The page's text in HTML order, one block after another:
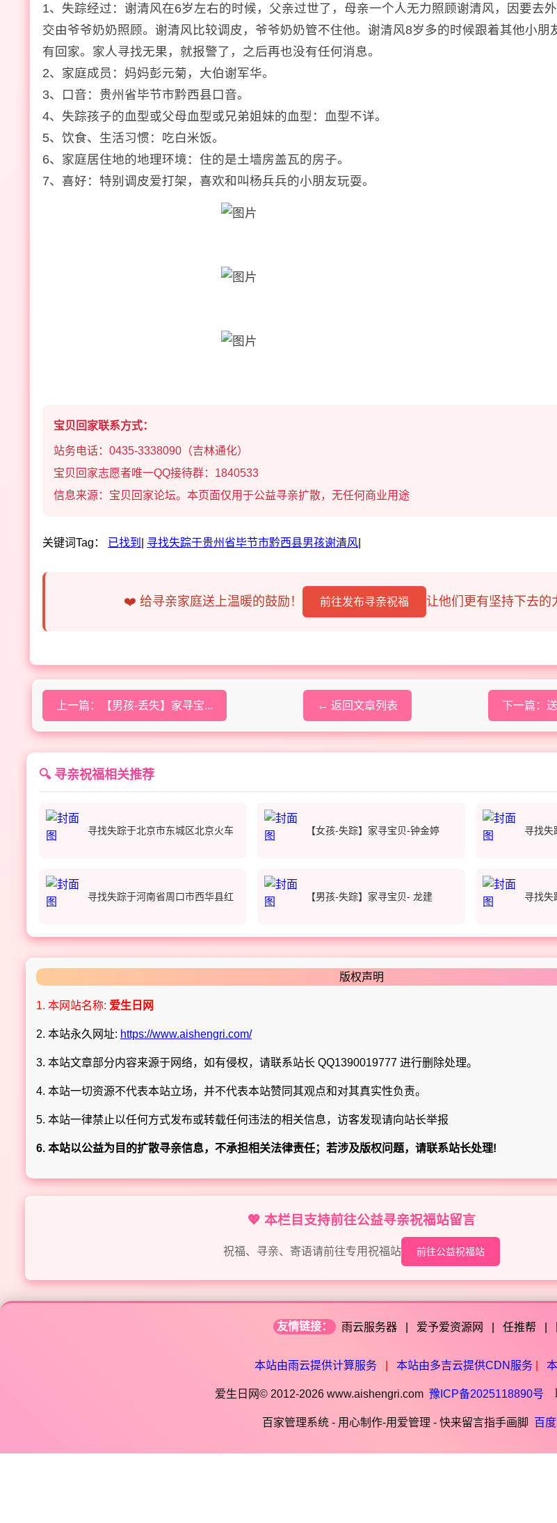
1、失踪经过：谢清风在6岁左右的时候，父亲过世了，母亲一个人无力照顾谢清风，因要去
交由爷爷奶奶照顾。谢清风比较调皮，爷爷奶奶管不住他。谢清风8岁多的时候跟着其他小朋
有回家。家人寻找无果，就报警了，之后再也没有任何消息。
2、家庭成员：妈妈彭元菊，大伯谢军华。
3、口音：贵州省毕节市黔西县口音。
4、失踪孩子的血型或父母血型或兄弟姐妹的血型：血型不详。
5、饮食、生活习惯：吃白米饭。
6、家庭居住地的地理环境：住的是土墙房盖瓦的房子。
7、喜好：特别调皮爱打架，喜欢和叫杨兵兵的小朋友玩耍。
宝贝回家联系方式：
站务电话：0435-3338090（吉林通化）
宝贝回家志愿者唯一QQ接待群：1840533
信息来源：宝贝回家论坛。本页面仅用于公益寻亲扩散，无任何商业用途
关键词Tag： 已找到 寻找失踪于贵州省毕节市黔西县男孩谢清风
❤️ 给寻亲家庭送上温暖的鼓励！ 前往发布寻亲祝福 让他们更有坚持下去
上一篇：【男孩-丢失】家寻宝... ← 返回文章列表 下一篇：
🔍 寻亲祝福相关推荐
寻找失踪于北京市东城区北京火车 【女孩-失踪】家寻宝贝-钟金婷 寻找失
寻找失踪于河南省周口市西华县红 【男孩-失踪】家寻宝贝- 龙建 寻找失
版权声明
1. 本网站名称: 爱生日网
2. 本站永久网址: https://www.aishengri.com/
3. 本站文章部分内容来源于网络，如有侵权，请联系站长 QQ1390019777 进行删除处理。
4. 本站一切资源不代表本站立场，并不代表本站赞同其观点和对其真实性负责。
5. 本站一律禁止以任何方式发布或转载任何违法的相关信息，访客发现请向站长举报
6. 本站以公益为目的扩散寻亲信息，不承担相关法律责任；若涉及版权问题，请联系站长处理!
💖 本栏目支持前往公益寻亲祝福站留言
祝福、寻亲、寄语请前往专用祝福站 前往公益祝福站
友情链接： 雨云服务器 爱予爱资源网 任推帮
本站由雨云提供计算服务 本站由多吉云提供CDN服务
爱生日网© 2012-2026 www.aishengri.com 豫ICP备2025118890号
百家管理系统 - 用心制作-用爱管理 - 快来留言指手画脚 百